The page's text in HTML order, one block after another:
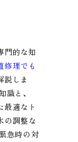
門的な知
修理でも
説しま
と、
適なト
の調整な
急時の対